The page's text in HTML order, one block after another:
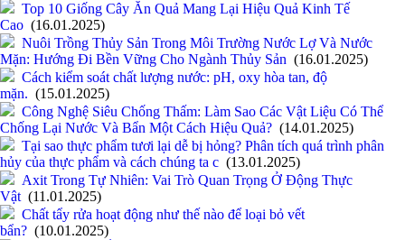
Top 10 Giống Cây Ăn Quả Mang Lại Hiệu Quả Kinh Tế
Cao (16.01.2025)
Nuôi Trồng Thủy Sản Trong Môi Trường Nước Lợ Và Nước
Mặn: Hướng Đi Bền Vững Cho Ngành Thủy Sản (16.01.2025)
Cách kiểm soát chất lượng nước: pH, oxy hòa tan, độ
mặn. (15.01.2025)
Công Nghệ Siêu Chống Thấm: Làm Sao Các Vật Liệu Có Thể
Chống Lại Nước Và Bẩn Một Cách Hiệu Quả? (14.01.2025)
Tại sao thực phẩm tươi lại dễ bị hỏng? Phân tích quá trình phân
hủy của thực phẩm và cách chúng ta c (13.01.2025)
Axit Trong Tự Nhiên: Vai Trò Quan Trọng Ở Động Thực
Vật (11.01.2025)
Chất tẩy rửa hoạt động như thế nào để loại bỏ vết
bẩn? (10.01.2025)